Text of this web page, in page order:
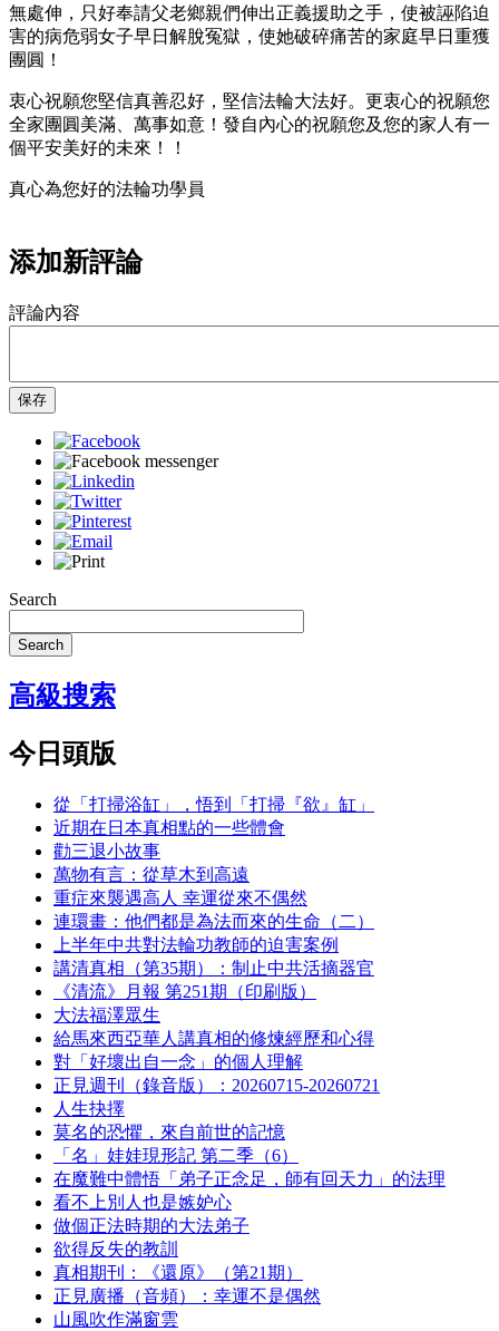
無處伸，只好奉請父老鄉親們伸出正義援助之手，使被誣陷迫
害的病危弱女子早日解脫冤獄，使她破碎痛苦的家庭早日重獲
團圓！
衷心祝願您堅信真善忍好，堅信法輪大法好。更衷心的祝願您
全家團圓美滿、萬事如意！發自內心的祝願您及您的家人有一
個平安美好的未來！！
真心為您好的法輪功學員
添加新評論
評論內容
保存
Search
Search
高級搜索
今日頭版
從「打掃浴缸」，悟到「打掃『欲』缸」
近期在日本真相點的一些體會
勸三退小故事
萬物有言：從草木到高遠
重症來襲遇高人 幸運從來不偶然
連環畫：他們都是為法而來的生命（二）
上半年中共對法輪功教師的迫害案例
講清真相（第35期）：制止中共活摘器官
《清流》月報 第251期（印刷版）
大法福澤眾生
給馬來西亞華人講真相的修煉經歷和心得
對「好壞出自一念」的個人理解
正見週刊（錄音版）：20260715-20260721
人生抉擇
莫名的恐懼，來自前世的記憶
「名」娃娃現形記 第二季（6）
在魔難中體悟「弟子正念足，師有回天力」的法理
看不上別人也是嫉妒心
做個正法時期的大法弟子
欲得反失的教訓
真相期刊：《還原》（第21期）
正見廣播（音頻）：幸運不是偶然
山風吹作滿窗雲